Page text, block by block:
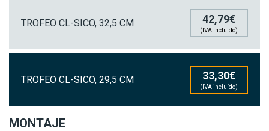
TROFEO CL-SICO, 32,5 CM 42,79€
(IVA incluído)
TROFEO CL-SICO, 29,5 CM 33,30€
(IVA incluído)
MONTAJE